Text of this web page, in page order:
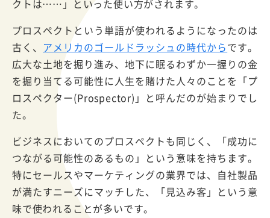
クトは……」といった使い方がされます。
プロスペクトという単語が使われるようになったのは
古く、 アメリカのゴールドラッシュの時代からです。
広大な土地を掘り進み、地下に眠るわずか一握りの金
を掘り当てる可能性に人生を賭けた人々のことを「プ
ロスペクター(Prospector)」と呼んだのが始まりでし
た。
ビジネスにおいてのプロスペクトも同じく、「成功に
つながる可能性のあるもの」という意味を持ちます。
特にセールスやマーケティングの業界では、自社製品
が満たすニーズにマッチした、「見込み客」という意
味で使われることが多いです。